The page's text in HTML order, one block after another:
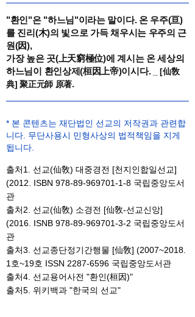
"환인"은 "하느님"이라는 말이다. 온 우주(亘)
를 진리(木)의 빛으로 가득 채우시는 우주의 근
원(因),
가장 높은 곳(上天窮極位)에 계시는 온 세상의
하느님이 환인상제(桓因上帝)이시다._ [仙敎
典] 聚正元師 原著.
* 본 콘텐츠는 재단법인 선교의 저작권과 관련합
니다. 무단사용시 민형사상의 법적책임을 지게
됩니다.
출처1. 선교(仙敎) 대중경전 [천지인합일선교]
(2012. ISBN 978-89-969701-1-8 국립중앙도서
관
출처2. 선교(仙敎) 소경전 [仙敎-선교신앙]
(2016. ISNB 978-89-969701-3-2 국립중앙도서
관
출처3. 선교종단정기간행물 [仙敎] (2007~2018.
1호~19호 ISSN 2287-6596 국립중앙도서관
​출처4. 선교용어사전 "환인(桓因)"
출처5. 위키백과 "한국의 선교"